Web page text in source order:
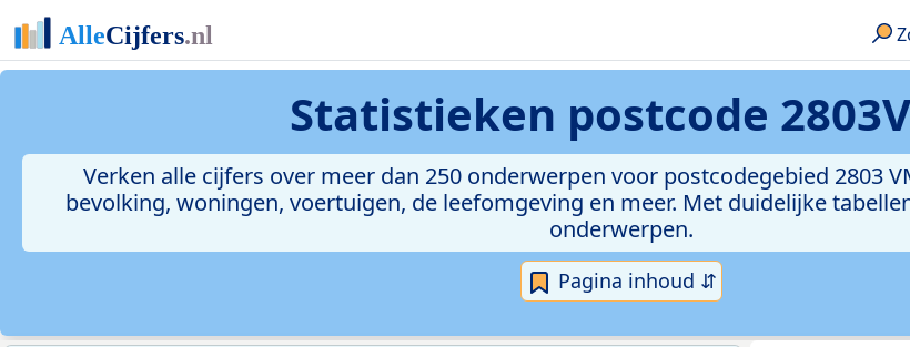
Statistieken postcode
Verken alle cijfers over meer dan 250 onderwerpen voor postcodegebied 2803
bevolking, woningen, voertuigen, de leefomgeving en meer. Met duidelijke
onderwerpen.
Pagina inhoud ⇵